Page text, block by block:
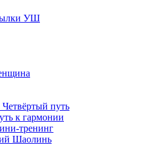
УШ
путь
к гармонии
тренинг
Шаолинь